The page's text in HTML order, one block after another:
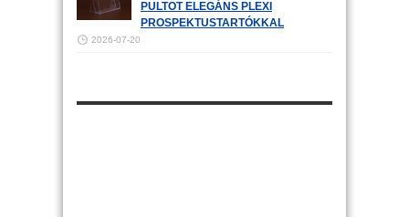
PULTOT ELEGÁNS PLEXI
PROSPEKTUSTARTÓKKAL
2026-07-20